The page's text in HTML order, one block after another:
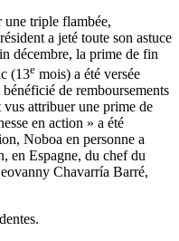
une triple flambée,
a jeté toute son astuce
décembre, la prime de fin
(13e mois) a été versée
de remboursements
attribuer une prime de
en action » a été
Noboa en personne a
en Espagne, du chef du
Chavarría Barré,